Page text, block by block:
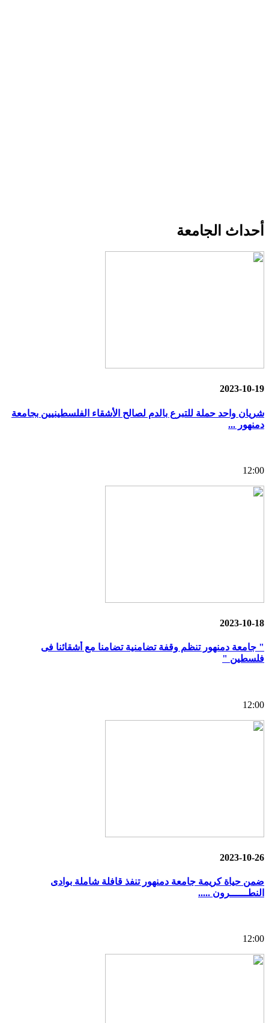
أحداث الجامعة
2023-10-19
شريان واحد حملة للتبرع بالدم لصالح الأشقاء الفلسطينيين بجامعة
دمنهور ...
12:00
2023-10-18
" جامعة دمنهور تنظم وقفة تضامنية تضامنا مع أشقائنا فى
فلسطين "
12:00
2023-10-26
ضمن حياة كريمة جامعة دمنهور تنفذ قافلة شاملة بوادى
النطــــــرون .....
12:00